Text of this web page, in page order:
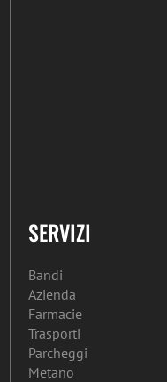
SERVIZI
Bandi
Azienda
Farmacie
Trasporti
Parcheggi
Metano